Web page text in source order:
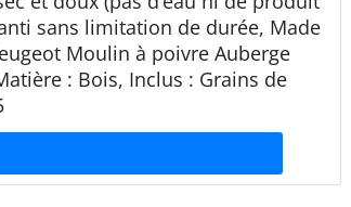
sans limitation de durée, Made
Moulin à poivre Auberge
: Bois, Inclus : Grains de